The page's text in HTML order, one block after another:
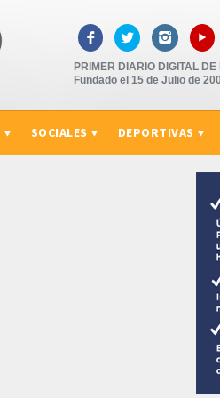
   ▸
PRIMER DIARIO DIGITAL
Fundado el 15 de Julio de
SOCIALES DEPORTIVAS